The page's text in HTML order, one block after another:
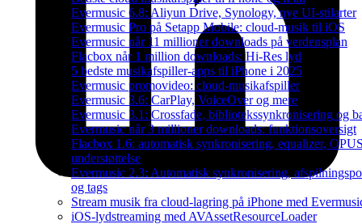
Evermusic 6.8: Aliyun Drive, Synology, nye UI-stilarter
Evermusic Pro på Setapp Mobile: cloud-musik til iOS
Evermusic når 11 millioner downloads på verdensplan
Flacbox når 1 million downloads: Hi-Res lyd
5 bedste musikafspiller-apps til iPhone i 2025
Evermusic promovideo: cloud-musikafspiller
Evermusic 3.6: CarPlay, VoiceOver og mere
Evermusic 3.1: Crossfade, bibliotekssynkronisering og
Evermusic når 3 millioner downloads: funktionsoversigt
Flacbox 1.6: automatisk synkronisering, equalizer,
understøttelse
Evermusic 2.3: Automatisk synkronisering,
og tags
Stream musik fra cloud-lagring på iPhone med
iOS-lydstreaming med AVAssetResourceLoader